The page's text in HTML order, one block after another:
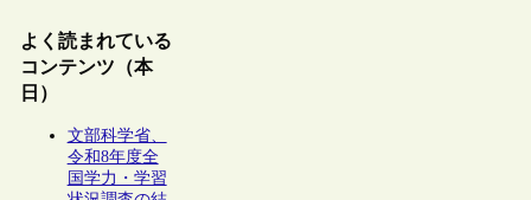
よく読まれている
コンテンツ（本
日）
文部科学省、
令和8年度全
国学力・学習